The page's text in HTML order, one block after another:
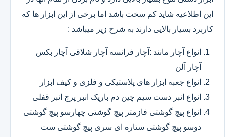
این اطلاعیه شاید کم سخت باشد اما برخی از این ابزار ها که
کاربرد بسیار بالایی دارند به شرح زیر میباشد :
انواع آچار مانند :آچار فرانسه آچار شلاقی آچار بکس
آچار آلن
انواع جعبه ابزار های پلاستیکی و فلزی و کیف ابزار
انواع انبر دست سیم چین دم باریک انبر پرچ انبر قفلی
انواع پیچ گوشتی فازمتر پیچ گوشتی چهارسو پیچ گوشتی
دوسو پیچ گوشتی ستاره ای سری پیچ گوشتی ست